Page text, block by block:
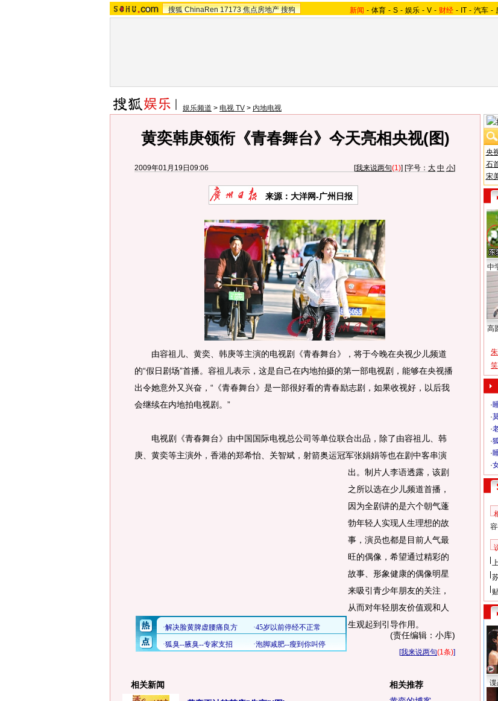
搜狐 ChinaRen 17173 焦点房地产 搜狗 新闻 - 体育 - S - 娱乐 - V - 财经 - IT - 汽车 -
娱乐频道 > 电视 TV > 内地电视
黄奕韩庚领衔《青春舞台》今天亮相央视(图)
2009年01月19日09:06 [我来说两句(1)] [字号： 大 中 小]
来源：大洋网-广州日报
由容祖儿、黄奕、韩庚等主演的电视剧《青春舞台》，将于今晚在央视少儿频道
的“假日剧场”首播。容祖儿表示，这是自己在内地拍摄的第一部电视剧，能够在央视播
出令她意外又兴奋，“《青春舞台》是一部很好看的青春励志剧，如果收视好，以后我
会继续在内地拍电视剧。”
电视剧《青春舞台》由中国国际电视总公司等单位联合出品，除了由容祖儿、韩
庚、黄奕等主演外，香港的郑希怡、关智斌，射箭奥运冠军张娟娟等也在剧中客串演
出。 制片人李语透露，该剧
之所以选在少儿频道首播，
因为全剧讲的是六个朝气蓬
勃年轻人实现人生理想的故
事，演员也都是目前人气最
旺的偶像，希望通过精彩的
故事、形象健康的偶像明星
来吸引青少年朋友的关注，
从而对年轻朋友价值观和人
生观起到引导作用。
(责任编辑：小库)
[我来说两句(1条)]
相关新闻
相关推荐
央
石
宋
中
高
笑
·
·
·
·
·
·
谍